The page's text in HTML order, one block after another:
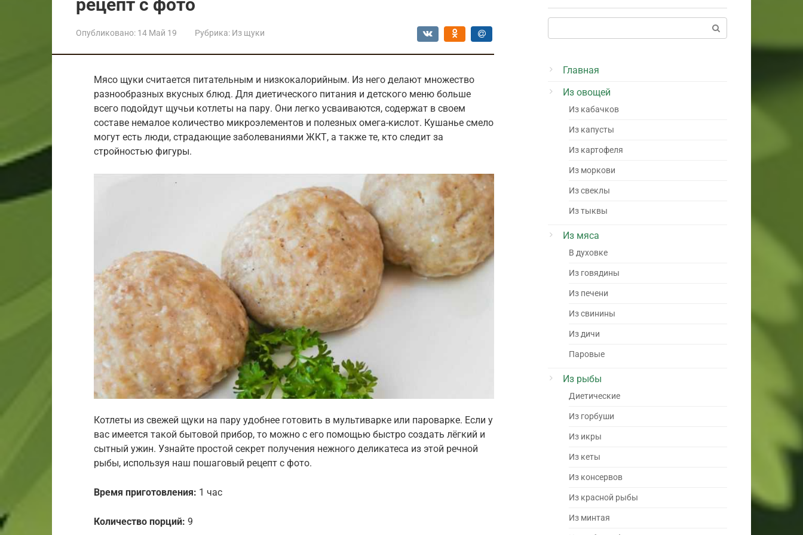
рецепт с фото
Опубликовано: 14 Май 19 Рубрика: Из щуки
Мясо щуки считается питательным и низкокалорийным. Из него делают множество
разнообразных вкусных блюд. Для диетического питания и детского меню больше
всего подойдут щучьи котлеты на пару. Они легко усваиваются, содержат в своем
составе немалое количество микроэлементов и полезных омега-кислот. Кушанье смело
могут есть люди, страдающие заболеваниями ЖКТ, а также те, кто следит за
стройностью фигуры.
Котлеты из свежей щуки на пару удобнее готовить в мультиварке или пароварке. Если у
вас имеется такой бытовой прибор, то можно с его помощью быстро создать лёгкий и
сытный ужин. Узнайте простой секрет получения нежного деликатеса из этой речной
рыбы, используя наш пошаговый рецепт с фото.
Время приготовления: 1 час
Количество порций: 9
Главная
Из овощей
Из кабачков
Из капусты
Из картофеля
Из моркови
Из свеклы
Из тыквы
Из мяса
В духовке
Из говядины
Из печени
Из свинины
Из дичи
Паровые
Из рыбы
Диетические
Из горбуши
Из икры
Из кеты
Из консервов
Из красной рыбы
Из минтая